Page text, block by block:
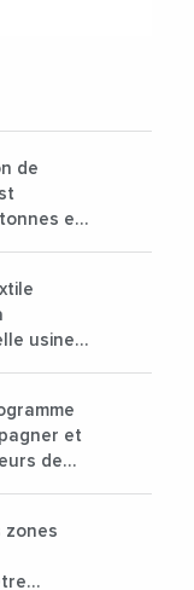
de
en
usine
et
de
zones